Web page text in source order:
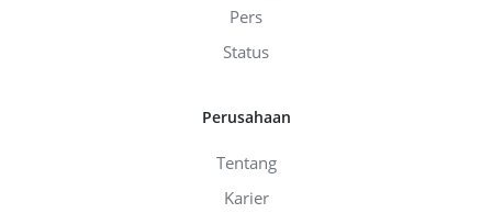
Pers
Status
Perusahaan
Tentang
Karier